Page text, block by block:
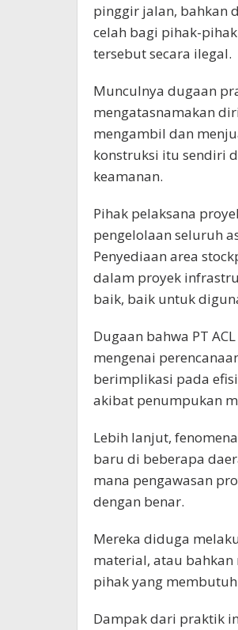
pinggir jalan, bahkan
celah bagi pihak-
tersebut secara ilegal.
Munculnya dugaan
mengatasnamakan
mengambil dan
konstruksi itu sendiri
keamanan.
Pihak pelaksana
pengelolaan seluruh
Penyediaan area
dalam proyek
baik, baik untuk
Dugaan bahwa PT
mengenai
berimplikasi pada
akibat penumpukan
Lebih lanjut,
baru di beberapa
mana pengawasan
dengan benar.
Mereka diduga
material, atau
pihak yang
Dampak dari praktik